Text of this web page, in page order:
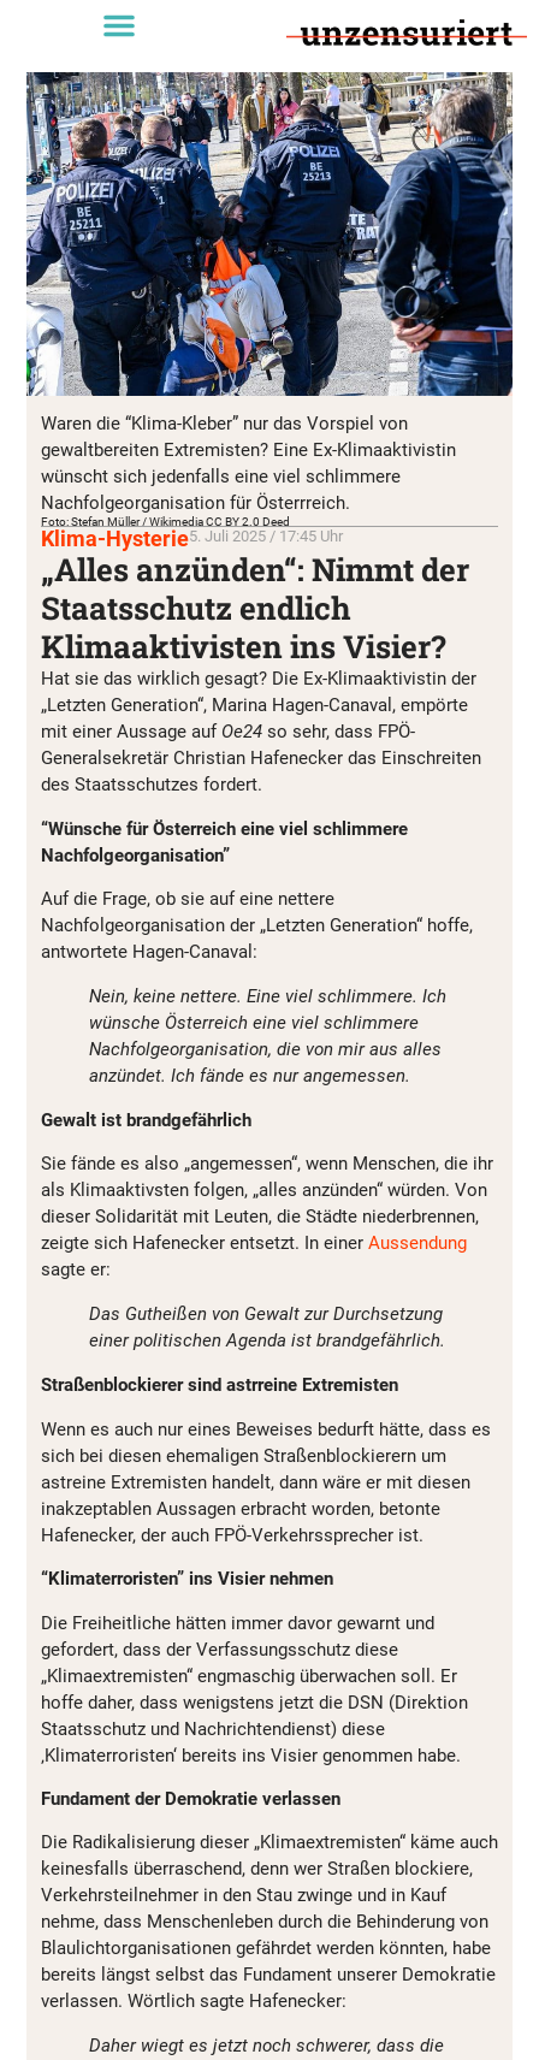
Waren die “Klima-Kleber” nur das Vorspiel von
gewaltbereiten Extremisten? Eine Ex-Klimaaktivistin
wünscht sich jedenfalls eine viel schlimmere
Nachfolgeorganisation für Österrreich.
Foto: Stefan Müller / Wikimedia CC BY 2.0 Deed
Klima-Hysterie5. Juli 2025 / 17:45 Uhr
„Alles anzünden“: Nimmt der
Staatsschutz endlich
Klimaaktivisten ins Visier?
Hat sie das wirklich gesagt? Die Ex-Klimaaktivistin der
„Letzten Generation“, Marina Hagen-Canaval, empörte
mit einer Aussage auf Oe24 so sehr, dass FPÖ-
Generalsekretär Christian Hafenecker das Einschreiten
des Staatsschutzes fordert.
“Wünsche für Österreich eine viel schlimmere
Nachfolgeorganisation”
Auf die Frage, ob sie auf eine nettere
Nachfolgeorganisation der „Letzten Generation“ hoffe,
antwortete Hagen-Canaval:
Nein, keine nettere. Eine viel schlimmere. Ich
wünsche Österreich eine viel schlimmere
Nachfolgeorganisation, die von mir aus alles
anzündet. Ich fände es nur angemessen.
Gewalt ist brandgefährlich
Sie fände es also „angemessen“, wenn Menschen, die ihr
als Klimaaktivsten folgen, „alles anzünden“ würden. Von
dieser Solidarität mit Leuten, die Städte niederbrennen,
zeigte sich Hafenecker entsetzt. In einer Aussendung
sagte er:
Das Gutheißen von Gewalt zur Durchsetzung
einer politischen Agenda ist brandgefährlich.
Straßenblockierer sind astrreine Extremisten
Wenn es auch nur eines Beweises bedurft hätte, dass es
sich bei diesen ehemaligen Straßenblockierern um
astreine Extremisten handelt, dann wäre er mit diesen
inakzeptablen Aussagen erbracht worden, betonte
Hafenecker, der auch FPÖ-Verkehrssprecher ist.
“Klimaterroristen” ins Visier nehmen
Die Freiheitliche hätten immer davor gewarnt und
gefordert, dass der Verfassungsschutz diese
„Klimaextremisten“ engmaschig überwachen soll. Er
hoffe daher, dass wenigstens jetzt die DSN (Direktion
Staatsschutz und Nachrichtendienst) diese
‚Klimaterroristen‘ bereits ins Visier genommen habe.
Fundament der Demokratie verlassen
Die Radikalisierung dieser „Klimaextremisten“ käme auch
keinesfalls überraschend, denn wer Straßen blockiere,
Verkehrsteilnehmer in den Stau zwinge und in Kauf
nehme, dass Menschenleben durch die Behinderung von
Blaulichtorganisationen gefährdet werden könnten, habe
bereits längst selbst das Fundament unserer Demokratie
verlassen. Wörtlich sagte Hafenecker:
Daher wiegt es jetzt noch schwerer, dass die